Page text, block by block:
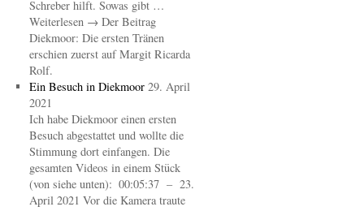
Schreber hilft. Sowas gibt …
Weiterlesen → Der Beitrag
Diekmoor: Die ersten Tränen
erschien zuerst auf Margit Ricarda
Rolf.
Ein Besuch in Diekmoor 29. April
2021
Ich habe Diekmoor einen ersten
Besuch abgestattet und wollte die
Stimmung dort einfangen. Die
gesamten Videos in einem Stück
(von siehe unten): 00:05:37 – 23.
April 2021 Vor die Kamera traute